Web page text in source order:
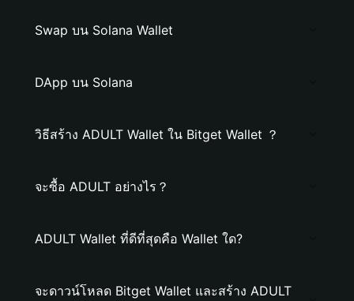
Swap บน Solana Wallet
DApp บน Solana
วิธีสร้าง ADULT Wallet ใน Bitget Wallet ？
จะซื้อ ADULT อย่างไร？
ADULT Wallet ที่ดีที่สุดคือ Wallet ใด?
จะดาวน์โหลด Bitget Wallet และสร้าง ADULT